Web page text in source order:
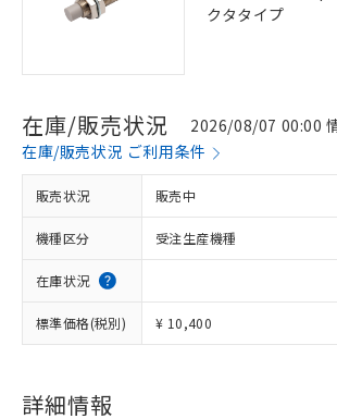
クタタイプ
在庫/販売状況
2026/08/07 00:00
在庫/販売状況 ご利用条件
販売状況 販売中
機種区分 受注生産機種
在庫状況
標準価格(税別) ¥ 10,400
詳細情報